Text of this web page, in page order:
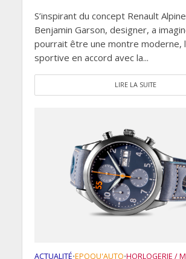
S’inspirant du concept Renault
Benjamin Garson, designer, a
pourrait être une montre moderne,
sportive en accord avec la...
LIRE LA SUITE
ACTUALITÉ•EPOQU'AUTO•HORLOGERIE /